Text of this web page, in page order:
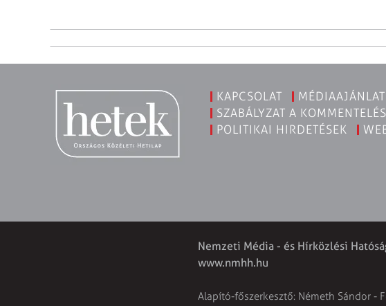
KAPCSOLAT MÉDIAAJÁNLAT
SZABÁLYZAT A
POLITIKAI HIRDETÉSEK
Nemzeti Média - és Hírközlési
www.nmhh.hu
Alapító-főszerkesztő: Németh Sándor -